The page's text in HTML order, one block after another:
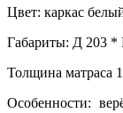
Цвет: каркас
Габариты: Д 203 *
Толщина матраса
Особенности: